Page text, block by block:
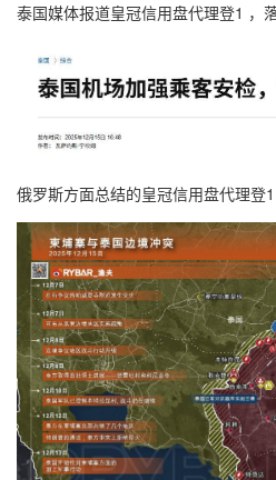
泰国媒体报道皇冠信用盘代理登1 ，
俄罗斯方面总结的皇冠信用盘代理登